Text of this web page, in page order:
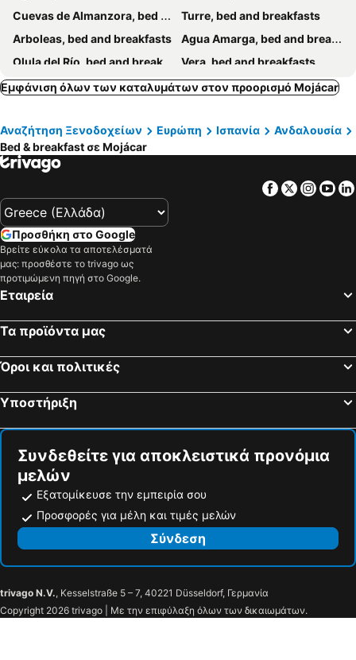
Cuevas de Almanzora, bed and breakfasts
Turre, bed and breakfasts
Arboleas, bed and breakfasts
Agua Amarga, bed and breakfasts
Olula del Río, bed and breakfasts
Vera, bed and breakfasts
Zurgena, bed and breakfasts
Albox, bed and breakfasts
Antas, bed and breakfasts
Los Gallardos, bed and breakfasts
Chercos, bed and breakfasts
Tabernas, bed and breakfasts
San José, bed and breakfasts
Carboneras, bed and breakfasts
Εμφάνιση όλων των καταλυμάτων στον προορισμό Mojácar
Αναζήτηση Ξενοδοχείων Ευρώπη Ισπανία
Ανδαλουσία
Bed & breakfast σε Mojácar
Facebook
Twitter
Προσθήκη στο Google
Βρείτε εύκολα τα αποτελέσματά
μας: προσθέστε το trivago ως
προτιμώμενη πηγή στο Google.
Εταιρεία
Τα προϊόντα μας
Όροι και πολιτικές
Υποστήριξη
Συνδεθείτε για αποκλειστικά προνόμια
μελών
Εξατομίκευσε την εμπειρία σου
Προσφορές για μέλη και τιμές μελών
Σύνδεση
trivago N.V., Kesselstraße 5 – 7, 40221 Düsseldorf, Γερμανία
Copyright 2026 trivago | Με την επιφύλαξη όλων των δικαιωμάτων.